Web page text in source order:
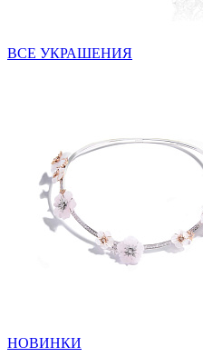
ВСЕ УКРАШЕНИЯ
НОВИНКИ